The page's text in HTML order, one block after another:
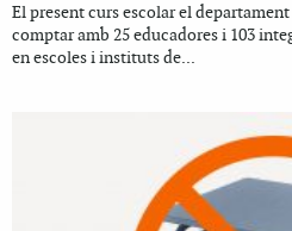
El present curs escolar el
comptar amb 25 educadores i 103
en escoles i instituts de...